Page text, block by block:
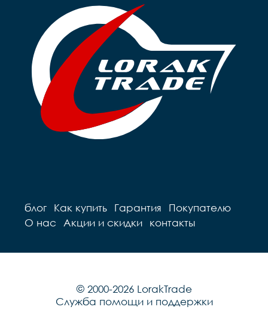
блог Как купить Гарантия
Покупателю
О нас
Акции и скидки контакты
© 2000-2026 LorakTrade
Служба помощи и поддержки